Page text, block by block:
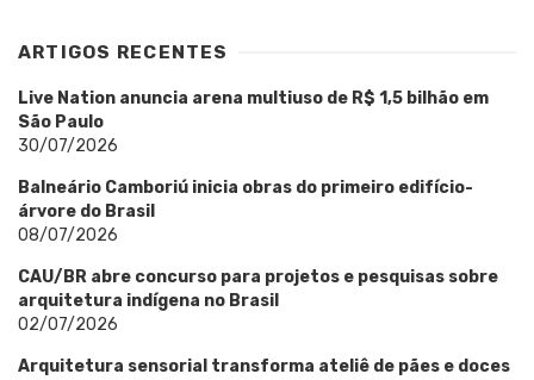
ARTIGOS RECENTES
Live Nation anuncia arena multiuso de R$ 1,5 bilhão em
São Paulo
30/07/2026
Balneário Camboriú inicia obras do primeiro edifício-
árvore do Brasil
08/07/2026
CAU/BR abre concurso para projetos e pesquisas sobre
arquitetura indígena no Brasil
02/07/2026
Arquitetura sensorial transforma ateliê de pães e doces